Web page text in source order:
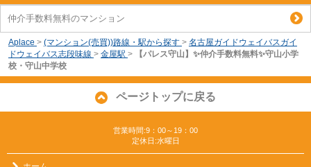
仲介手数料無料のマンション
Aplace > (マンション(売買))路線・駅から探す > 名古屋ガイドウェイバスガイ
ドウェイバス志段味線 > 金屋駅 >
【パレス守山】✨️仲介手数料無料✨️守山小学
校・守山中学校
ページトップに戻る
営業時間:9：00～19：00
定休日:水曜日